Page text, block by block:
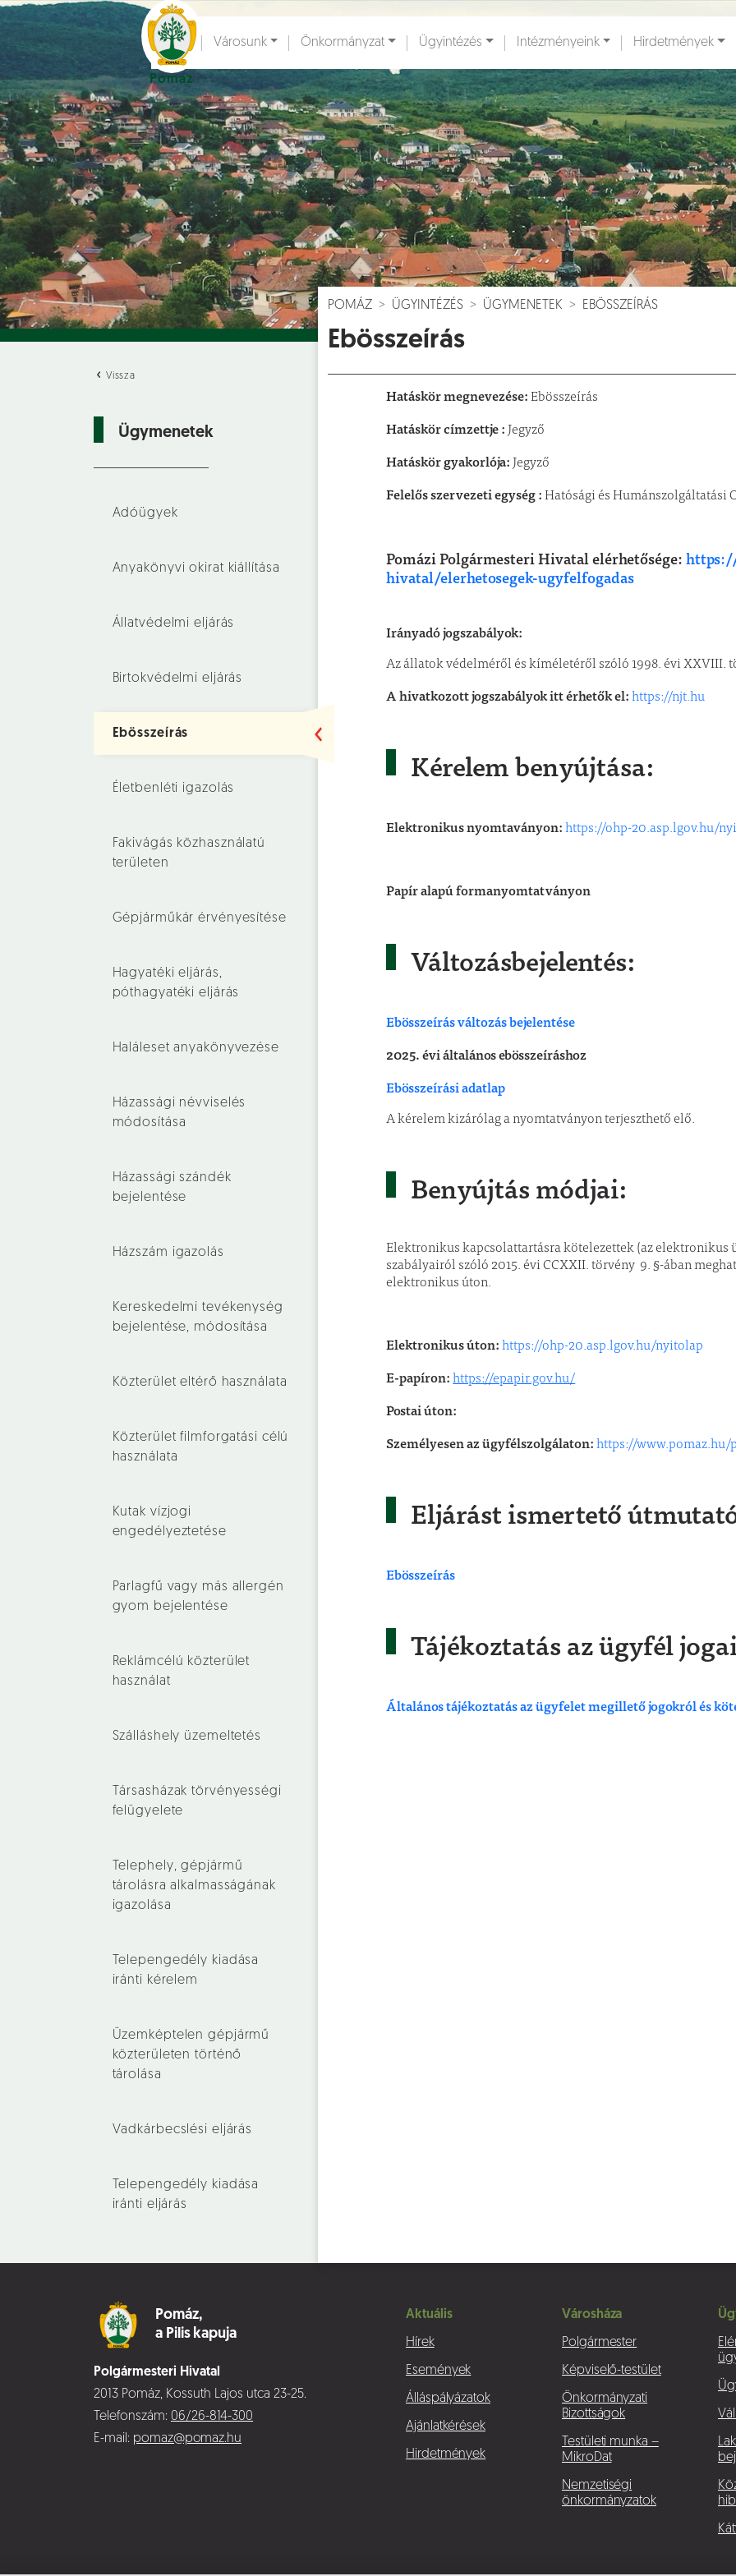
Pomáz
Ugrás a fő tartalomhoz
Városunk Önkormányzat Ügyintézés Intézményeink Hirdetmények
Vissza
Ügymenetek
Adóügyek
Anyakönyvi okirat kiállítása
Állatvédelmi eljárás
Birtokvédelmi eljárás
Ebösszeírás
Életbenléti igazolás
Fakivágás közhasználatú
területen
Gépjárműkár érvényesítése
Hagyatéki eljárás,
póthagyatéki eljárás
Haláleset anyakönyvezése
Házassági névviselés
módosítása
Házassági szándék
bejelentése
Házszám igazolás
Kereskedelmi tevékenység
bejelentése, módosítása
Közterület eltérő használata
Közterület filmforgatási célú
használata
Kutak vízjogi
engedélyeztetése
Parlagfű vagy más allergén
gyom bejelentése
Reklámcélú közterület
használat
Szálláshely üzemeltetés
Társasházak törvényességi
felügyelete
Telephely, gépjármű
tárolásra alkalmasságának
igazolása
Telepengedély kiadása
iránti kérelem
Üzemképtelen gépjármű
közterületen történő
tárolása
Vadkárbecslési eljárás
Telepengedély kiadása
iránti eljárás
POMÁZ ÜGYINTÉZÉS ÜGYMENETEK EBÖSSZEÍRÁS
Ebösszeírás
Hatáskör megnevezése:Ebösszeírás
Hatáskör címzettje :Jegyző
Hatáskör gyakorlója:Jegyző
Felelős szervezeti egység :Hatósági és Humánszolgáltatási
Pomázi Polgármesteri Hivatal elérhetősége:
hivatal/elerhetosegek-ugyfelfogadas
Irányadó jogszabályok:
Az állatok védelméről és kíméletéről szóló 1998. évi XXVIII.
A hivatkozott jogszabályok itt érhetők el: https://njt.hu
Kérelem benyújtása:
Elektronikus nyomtaványon:https://ohp-20.asp.lgov.hu/
Papír alapú formanyomtatványon
Változásbejelentés:
Ebösszeírás változás bejelentése
2025. évi általános ebösszeíráshoz
Ebösszeírási adatlap
A kérelem kizárólag a nyomtatványon terjeszthető elő.
Benyújtás módjai:
Elektronikus kapcsolattartásra kötelezettek (az elektronikus
szabályairól szóló 2015. évi CCXXII. törvény 9. §-ában
elektronikus úton.
Elektronikus úton:https://ohp-20.asp.lgov.hu/nyitolap
E-papíron:https://epapir.gov.hu/
Postai úton:
Személyesen az ügyfélszolgálaton: https://
Eljárást ismertető
Ebösszeírás
Tájékoztatás az ügyfél
Általános tájékoztatás az ügyfelet megillető jogokról és
Pomáz,
a Pilis kapuja
Polgármesteri Hivatal
2013 Pomáz, Kossuth Lajos utca 23-25.
Telefonszám: 06/26-814-300
E-mail: pomaz@pomaz.hu
Aktuális
Hírek
Események
Álláspályázatok
Ajánlatkérések
Hirdetmények
Városháza
Polgármester
Képviselő-testület
Önkormányzati
Bizottságok
Testületi munka –
MikroDat
Nemzetiségi
önkormányzatok
Hírek [] Események [ ] Dokumentumok []